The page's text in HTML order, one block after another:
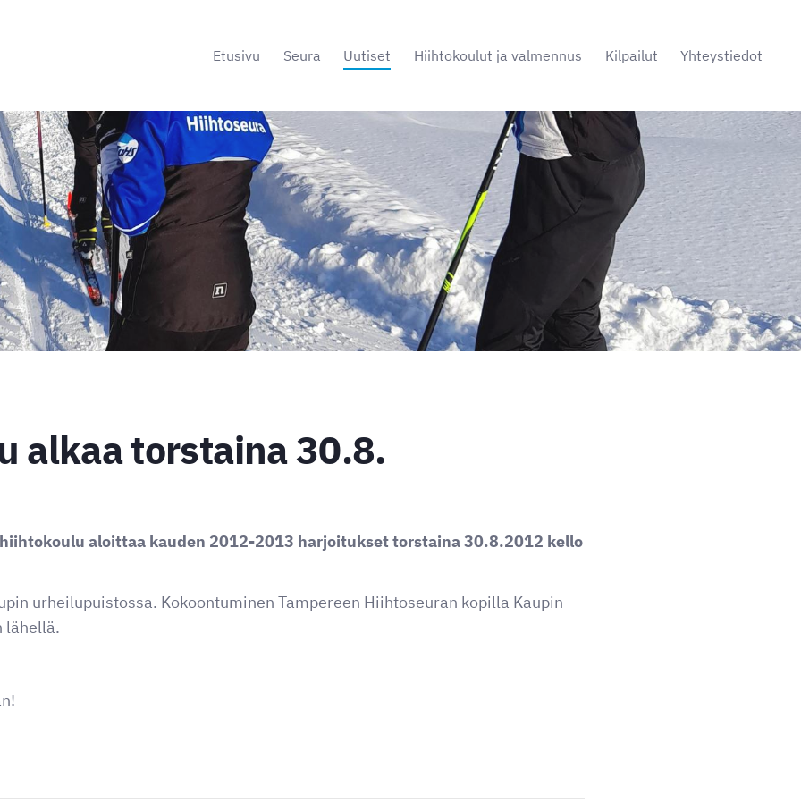
Etusivu Seura Uutiset Hiihtokoulut ja valmennus Kilpailut Yhteystiedot
alkaa torstaina 30.8.
aloittaa kauden 2012-2013 harjoitukset torstaina 30.8.2012 kello
urheilupuistossa. Kokoontuminen Tampereen Hiihtoseuran kopilla Kaupin
lähellä.